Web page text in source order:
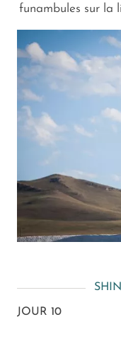
funambules sur la
JOUR 10